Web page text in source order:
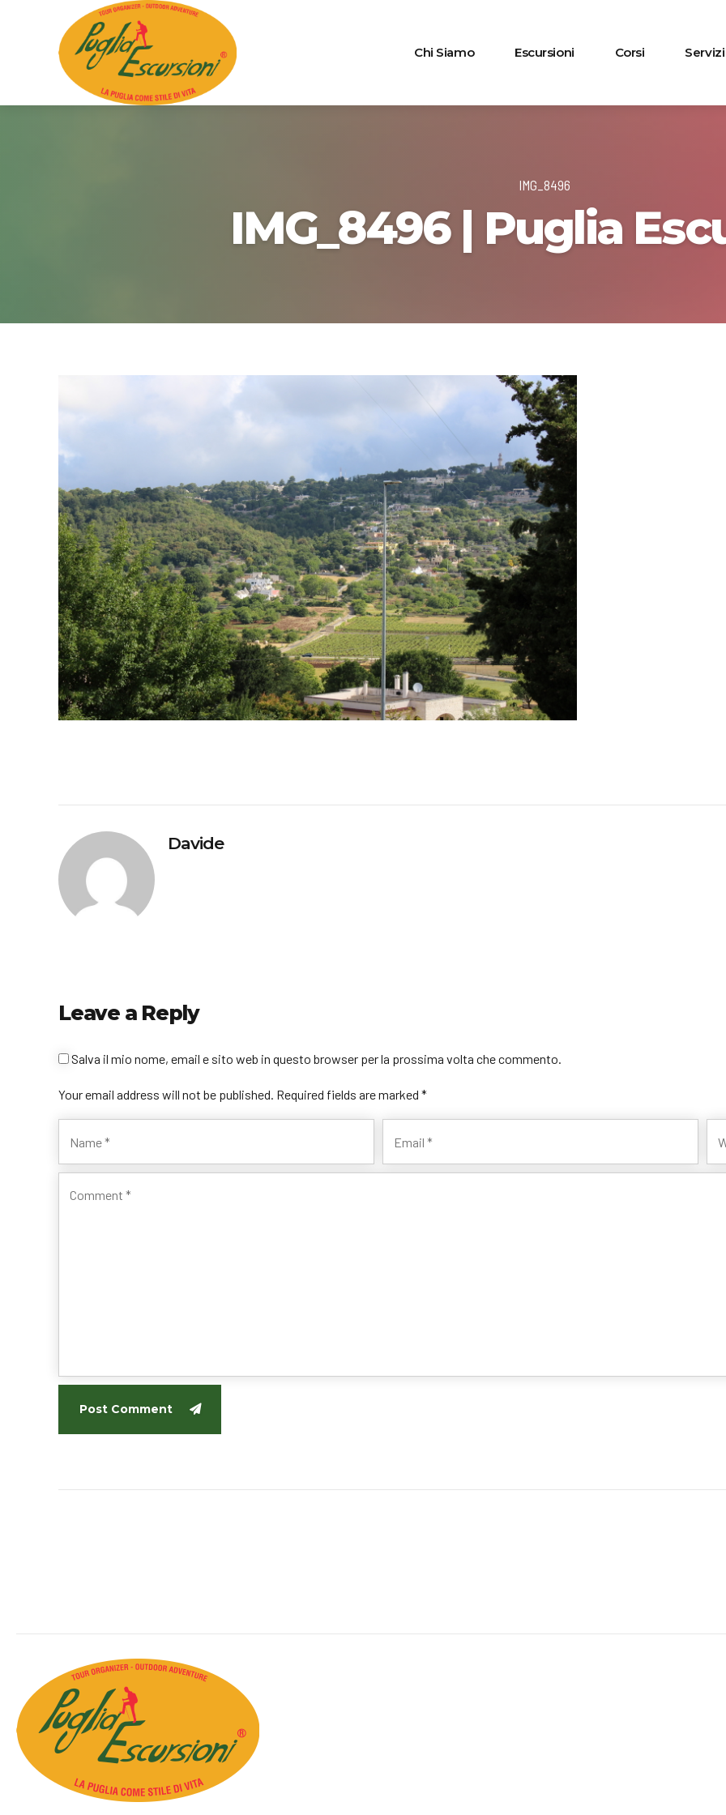
Chi Siamo Escursioni Corsi Servizi
IMG_8496
IMG_8496 | Puglia
Davide
Leave a Reply
Your email address will not be published. Required fields are marked *
Salva il mio nome, email e sito web in questo browser per la prossima volta che commento.
Post Comment